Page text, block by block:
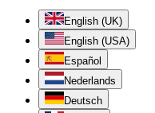
English (UK)
English (USA)
Español
Nederlands
Deutsch